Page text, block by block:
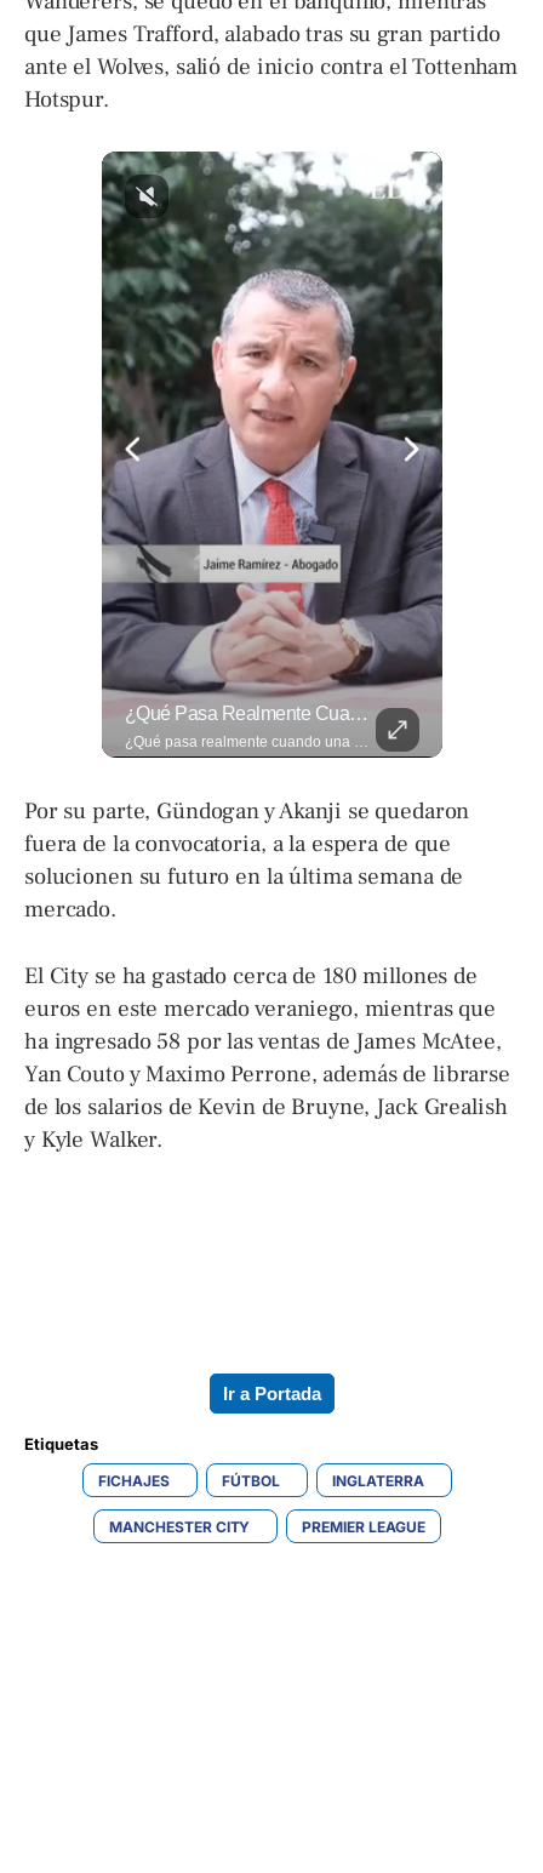
que James Trafford, alabado tras su gran partido
ante el Wolves, salió de inicio contra el Tottenham
Hotspur.
¿Qué Pasa Realmente Cuando Una Persona Tiene Deudas?
¿Qué pasa realmente cuando una persona tiene deudas? El abogado Jaime Ramírez analiza este tema y aclara dudas frecuentes sobre las obligaciones de pago y los derechos de los deudores. ▶️ Mira el video y cuéntanos: ¿conocías esta información? Lee más ➡️ eldiariodehoy.com
Por su parte, Gündogan y Akanji se quedaron
fuera de la convocatoria, a la espera de que
solucionen su futuro en la última semana de
mercado.
El City se ha gastado cerca de 180 millones de
euros en este mercado veraniego, mientras que
ha ingresado 58 por las ventas de James McAtee,
Yan Couto y Maximo Perrone, además de librarse
de los salarios de Kevin de Bruyne, Jack Grealish
y Kyle Walker.
Ir a Portada
Etiquetas
FICHAJES FÚTBOL INGLATERRA
MANCHESTER CITY PREMIER LEAGUE